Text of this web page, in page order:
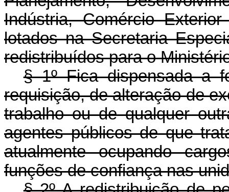
Indústria, Comércio
lotados na Secretaria
redistribuídos para o
§ 1º Fica dispensada a
requisição, de alteração de
trabalho ou de qualquer
agentes públicos de que
atualmente ocupando
funções de confiança nas